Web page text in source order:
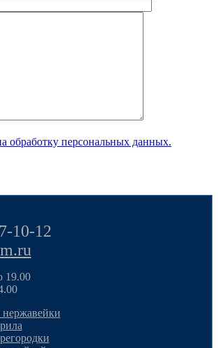
обработку персональных данных.
10-12
19.00